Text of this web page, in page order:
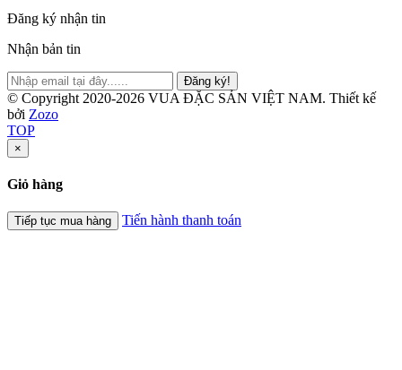
Đăng ký nhận tin
Nhận bản tin
Đăng ký!
© Copyright 2020-2026 VUA ĐẶC SẢN VIỆT NAM. Thiết kế
bởi Zozo
TOP
×
Giỏ hàng
Tiếp tục mua hàng Tiến hành thanh toán